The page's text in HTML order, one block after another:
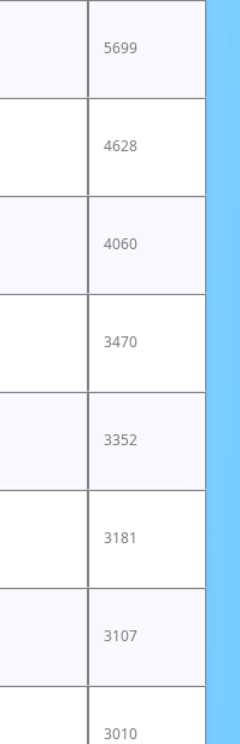
5699
4628
4060
3470
3352
3181
3107
3010